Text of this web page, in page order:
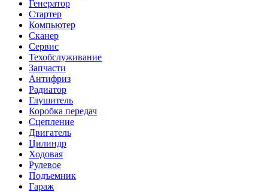
Генератор
Стартер
Компьютер
Сканер
Сервис
Техобслуживание
Запчасти
Антифриз
Радиатор
Глушитель
Коробка передач
Сцепление
Двигатель
Цилиндр
Ходовая
Рулевое
Подъемник
Гараж